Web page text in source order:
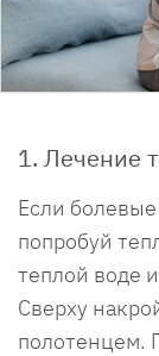
1. Лечение
Если
попробуй
теплой воде
Сверху
полотенцем.